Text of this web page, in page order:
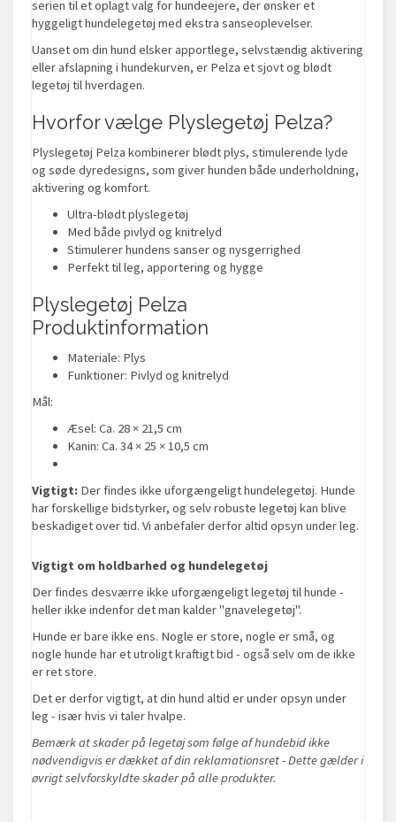
serien til et oplagt valg for hundeejere, der ønsker et
hyggeligt hundelegetøj med ekstra sanseoplevelser.
Uanset om din hund elsker apportlege, selvstændig aktivering
eller afslapning i hundekurven, er Pelza et sjovt og blødt
legetøj til hverdagen.
Hvorfor vælge Plyslegetøj Pelza?
Plyslegetøj Pelza kombinerer blødt plys, stimulerende lyde
og søde dyredesigns, som giver hunden både underholdning,
aktivering og komfort.
Ultra-blødt plyslegetøj
Med både pivlyd og knitrelyd
Stimulerer hundens sanser og nysgerrighed
Perfekt til leg, apportering og hygge
Plyslegetøj Pelza
Produktinformation
Materiale: Plys
Funktioner: Pivlyd og knitrelyd
Mål:
Æsel: Ca. 28 × 21,5 cm
Kanin: Ca. 34 × 25 × 10,5 cm
Vigtigt: Der findes ikke uforgængeligt hundelegetøj. Hunde
har forskellige bidstyrker, og selv robuste legetøj kan blive
beskadiget over tid. Vi anbefaler derfor altid opsyn under leg.
Vigtigt om holdbarhed og hundelegetøj
Der findes desværre ikke uforgængeligt legetøj til hunde -
heller ikke indenfor det man kalder "gnavelegetøj".
Hunde er bare ikke ens. Nogle er store, nogle er små, og
nogle hunde har et utroligt kraftigt bid - også selv om de ikke
er ret store.
Det er derfor vigtigt, at din hund altid er under opsyn under
leg - især hvis vi taler hvalpe.
Bemærk at skader på legetøj som følge af hundebid ikke
nødvendigvis er dækket af din reklamationsret - Dette gælder i
øvrigt selvforskyldte skader på alle produkter.